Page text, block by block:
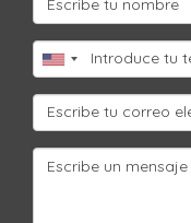
Es recomendable
inundaciones y
estado.
¿Es necesario
inmobiliario?